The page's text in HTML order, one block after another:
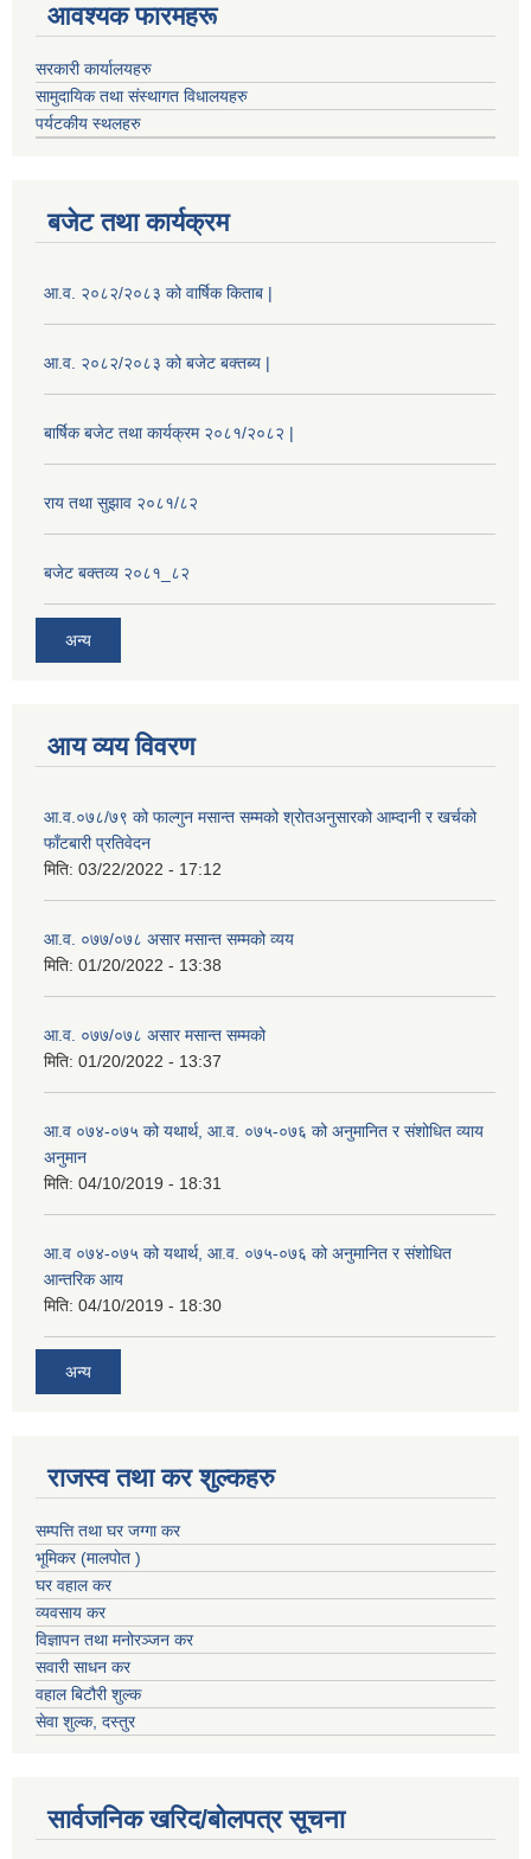
आवश्यक फारमहरू
सरकारी कार्यालयहरु
सामुदायिक तथा संस्थागत विधालयहरु
पर्यटकीय स्थलहरु
बजेट तथा कार्यक्रम
आ.व. २०८२/२०८३ को वार्षिक किताब |
आ.व. २०८२/२०८३ को बजेट बक्तब्य |
बार्षिक बजेट तथा कार्यक्रम २०८१/२०८२ |
राय तथा सुझाव २०८१/८२
बजेट बक्तव्य २०८१_८२
अन्य
आय व्यय विवरण
आ.व.०७८/७९ को फाल्गुन मसान्त सम्मको श्रोतअनुसारको आम्दानी र खर्चको
फाँटबारी प्रतिवेदन
मिति: 03/22/2022 - 17:12
आ.व. ०७७/०७८ असार मसान्त सम्मको व्यय
मिति: 01/20/2022 - 13:38
आ.व. ०७७/०७८ असार मसान्त सम्मको
मिति: 01/20/2022 - 13:37
आ.व ०७४-०७५ को यथार्थ, आ.व. ०७५-०७६ को अनुमानित र संशोधित व्याय
अनुमान
मिति: 04/10/2019 - 18:31
आ.व ०७४-०७५ को यथार्थ, आ.व. ०७५-०७६ को अनुमानित र संशोधित
आन्तरिक आय
मिति: 04/10/2019 - 18:30
अन्य
राजस्व तथा कर शुल्कहरु
सम्पत्ति तथा घर जग्गा कर
भूमिकर (मालपोत )
घर वहाल कर
व्यवसाय कर
विज्ञापन तथा मनोरञ्जन कर
सवारी साधन कर
वहाल बिटौरी शुल्क
सेवा शुल्क, दस्तुर
सार्वजनिक खरिद/बोलपत्र सूचना